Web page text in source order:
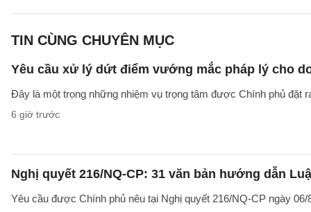
TIN CÙNG CHUYÊN MỤC
Yêu cầu xử lý dứt điểm vướng mắc pháp lý cho
Đây là một trong những nhiệm vụ trọng tâm được Chính phủ đặt
6 giờ trước
Nghị quyết 216/NQ-CP: 31 văn bản hướng dẫn
Yêu cầu được Chính phủ nêu tại Nghị quyết 216/NQ-CP ngày